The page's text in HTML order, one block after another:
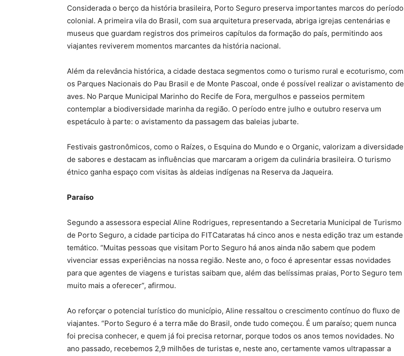
Considerada o berço da história brasileira, Porto Seguro preserva importantes marcos do período
colonial. A primeira vila do Brasil, com sua arquitetura preservada, abriga igrejas centenárias e
museus que guardam registros dos primeiros capítulos da formação do país, permitindo aos
viajantes reviverem momentos marcantes da história nacional.
Além da relevância histórica, a cidade destaca segmentos como o turismo rural e ecoturismo, com
os Parques Nacionais do Pau Brasil e de Monte Pascoal, onde é possível realizar o avistamento de
aves. No Parque Municipal Marinho do Recife de Fora, mergulhos e passeios permitem
contemplar a biodiversidade marinha da região. O período entre julho e outubro reserva um
espetáculo à parte: o avistamento da passagem das baleias jubarte.
Festivais gastronômicos, como o Raízes, o Esquina do Mundo e o Organic, valorizam a diversidade
de sabores e destacam as influências que marcaram a origem da culinária brasileira. O turismo
étnico ganha espaço com visitas às aldeias indígenas na Reserva da Jaqueira.
Paraíso
Segundo a assessora especial Aline Rodrigues, representando a Secretaria Municipal de Turismo
de Porto Seguro, a cidade participa do FITCataratas há cinco anos e nesta edição traz um estande
temático. “Muitas pessoas que visitam Porto Seguro há anos ainda não sabem que podem
vivenciar essas experiências na nossa região. Neste ano, o foco é apresentar essas novidades
para que agentes de viagens e turistas saibam que, além das belíssimas praias, Porto Seguro tem
muito mais a oferecer”, afirmou.
Ao reforçar o potencial turístico do município, Aline ressaltou o crescimento contínuo do fluxo de
viajantes. “Porto Seguro é a terra mãe do Brasil, onde tudo começou. É um paraíso; quem nunca
foi precisa conhecer, e quem já foi precisa retornar, porque todos os anos temos novidades. No
ano passado, recebemos 2,9 milhões de turistas e, neste ano, certamente vamos ultrapassar a